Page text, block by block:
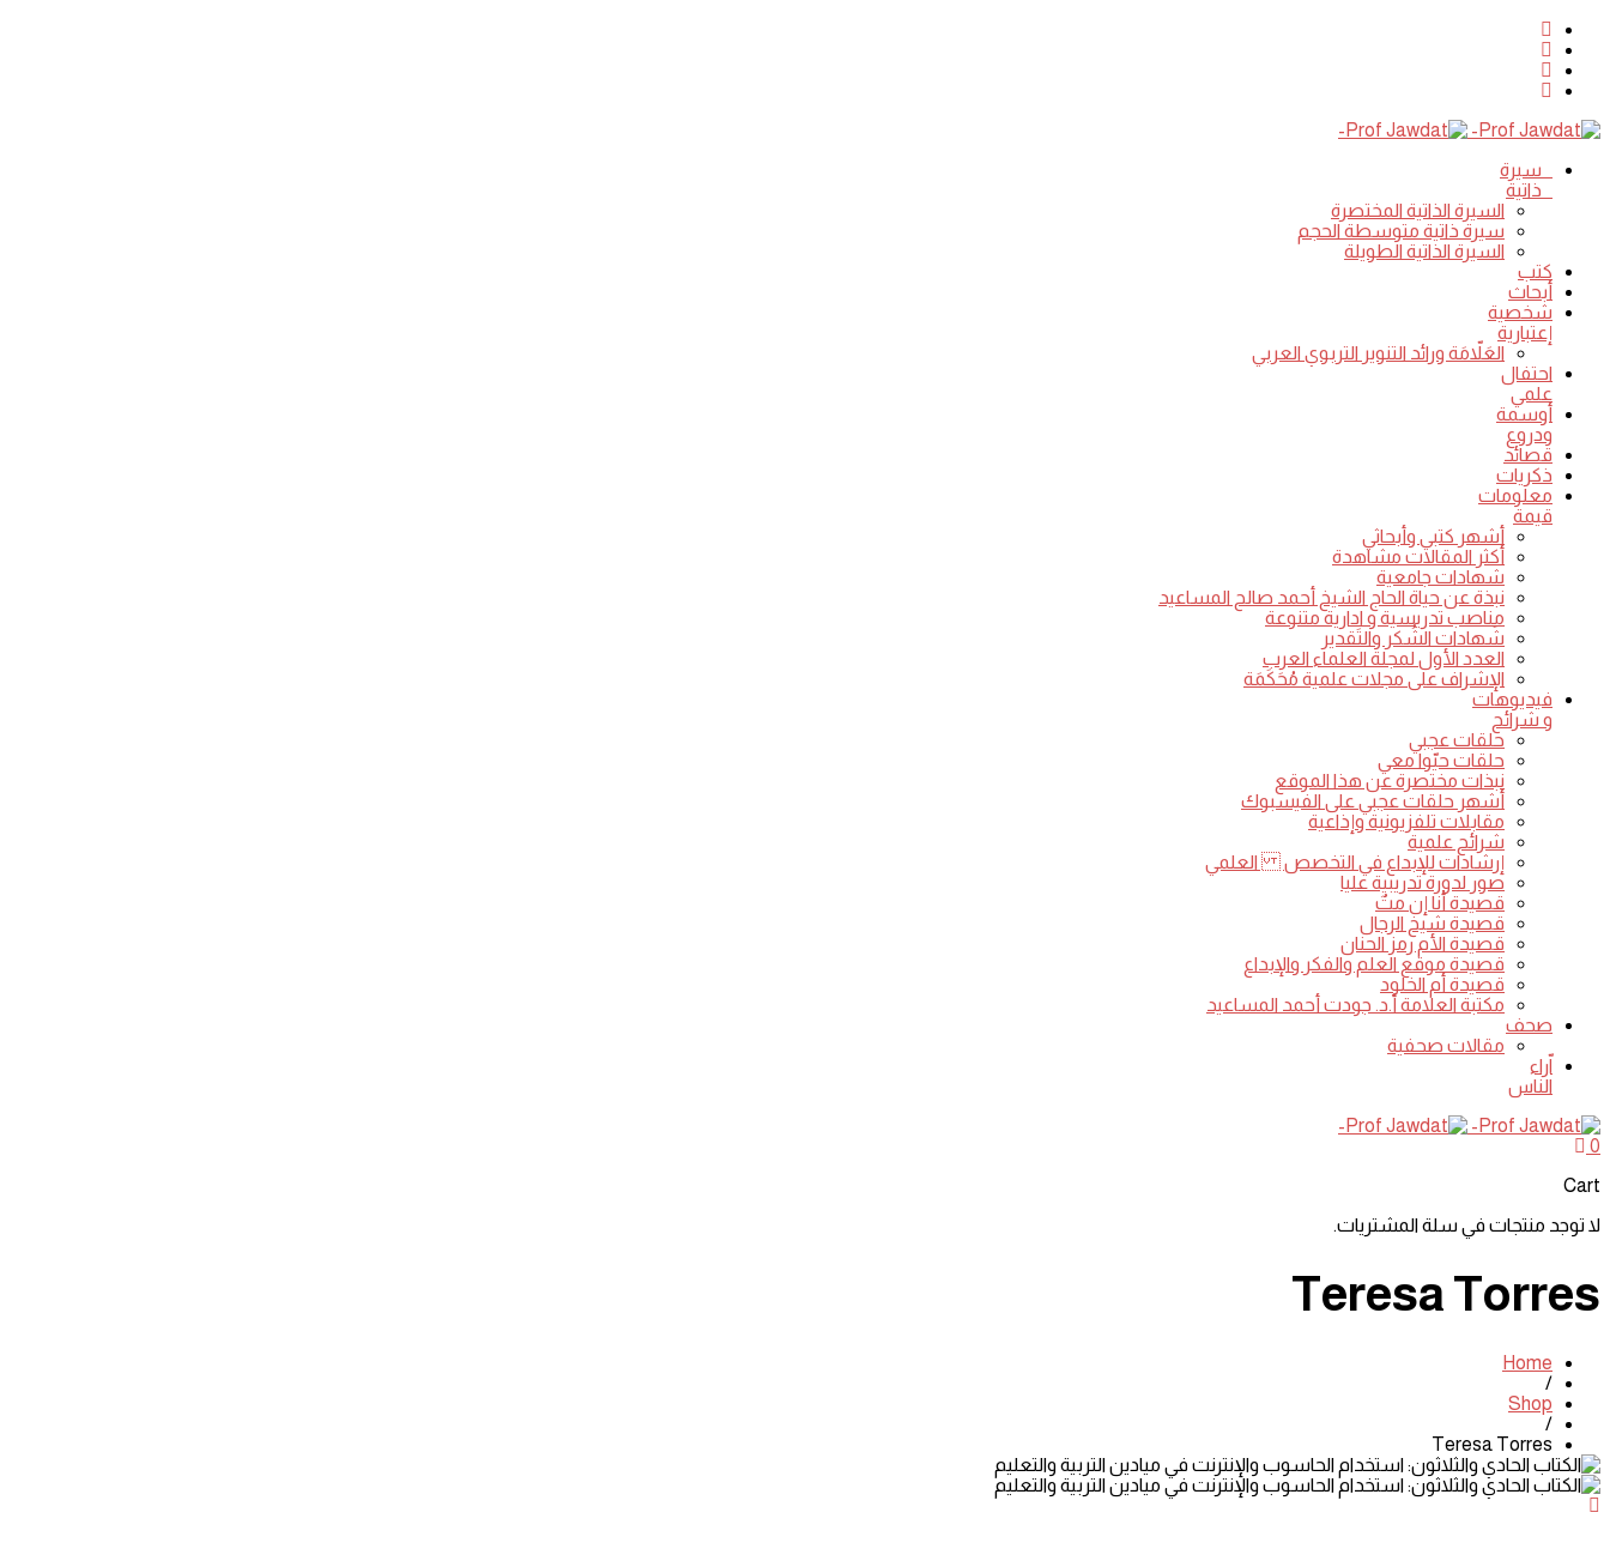
سيرة
ذاتية
السيرة الذاتية المختصرة
سيرة ذاتية متوسطة الحجم
السيرة الذاتية الطويلة
كتب
أبحاث
شخصية
إعتبارية
العَلاّمَة ورائد التنوير التربوي العربي
احتفال
علمي
أوسمة
ودروع
قصائد
ذكريات
معلومات
قيمة
أشهر كتبي وأبحاثي
أكثر المقالات مشاهدة
شهادات جامعية
نبذة عن حياة الحاج الشيخ أحمد صالح المساعيد
مناصب تدريسية و ادارية متنوعة
شَهادات الشُكر والتَقدير
العدد الأول لمجلة العلماء العرب
الإشراف على مجلات علمية مُحَكَمَة
فيديوهات
و شرائح
حلقات عجبي
حلقات حيّوا معي
نبذات مختصرة عن هذا الموقع
أشهر حلقات عجبي على الفيسبوك
مقابلات تلفزيونية وإذاعية
شرائح علمية
إرشادات للإبداع في التخصص العلمي
صور لدورة تدريبية عليا
قصيدة أنا إن متٌ
قصيدة شيخ الرجال
قصيدة الأم رمز الحنان
قصيدة موقع العلم والفكر والإبداع
قصيدة أم الخلود
مكتبة العلامة أ.د. جودت أحمد المساعيد
صحف
مقالات صحفية
اّراء
الناس
0
Cart
لا توجد منتجات في سلة المشتريات.
Teresa Torres
Home
/
Shop
/
Teresa Torres